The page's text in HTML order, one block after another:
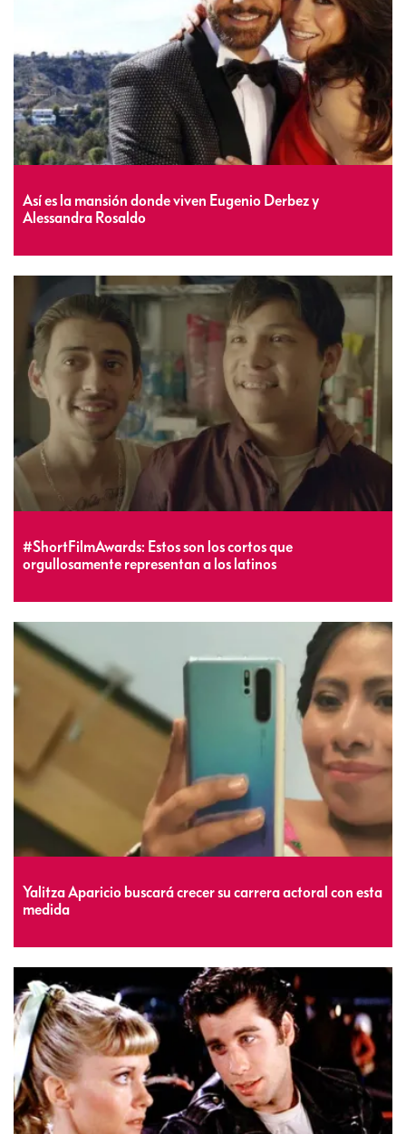
Así es la mansión donde viven Eugenio Derbez y
Alessandra Rosaldo
#ShortFilmAwards: Estos son los cortos que
orgullosamente representan a los latinos
Yalitza Aparicio buscará crecer su carrera actoral con esta
medida